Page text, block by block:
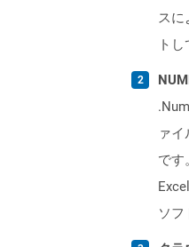
ス
トし
ァ
です
ソフ